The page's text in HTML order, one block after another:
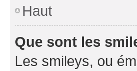
Haut
Que sont les
Les smileys, ou